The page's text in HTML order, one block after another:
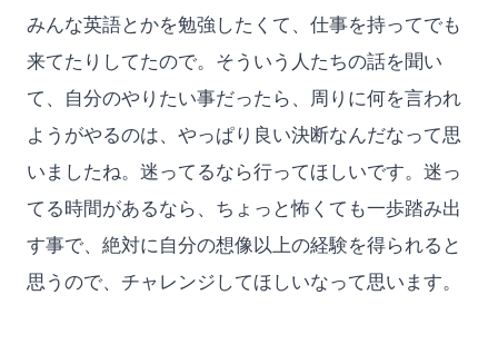
みんな英語とかを勉強したくて、仕事を持ってでも
来てたりしてたので。そういう人たちの話を聞い
て、自分のやりたい事だったら、周りに何を言われ
ようがやるのは、やっぱり良い決断なんだなって思
いましたね。迷ってるなら行ってほしいです。迷っ
てる時間があるなら、ちょっと怖くても一歩踏み出
す事で、絶対に自分の想像以上の経験を得られると
思うので、チャレンジしてほしいなって思います。